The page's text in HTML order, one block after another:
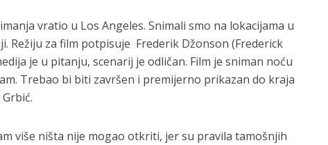
vratio u Los Angeles. Snimali smo na lokacijama u
Režiju za film potpisuje Frederik Džonson (Frederick
je u pitanju, scenarij je odličan. Film je sniman noću
Trebao bi biti završen i premijerno prikazan do kraja
više ništa nije mogao otkriti, jer su pravila tamošnjih